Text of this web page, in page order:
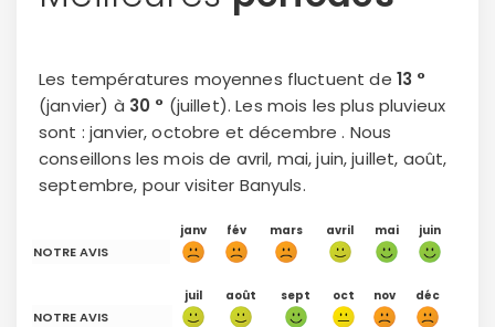
Les températures moyennes fluctuent de 13 °
(janvier) à 30 ° (juillet). Les mois les plus pluvieux
sont : janvier, octobre et décembre . Nous
conseillons les mois de avril, mai, juin, juillet, août,
septembre, pour visiter Banyuls.
janv fév mars avril mai juin
NOTRE AVIS
juil août sept oct nov déc
NOTRE AVIS